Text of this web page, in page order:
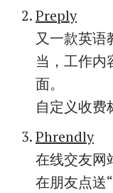
Preply
又一款英语
当，工作内
面。
自定义收费
Phrendly
在线交友网
在朋友点送